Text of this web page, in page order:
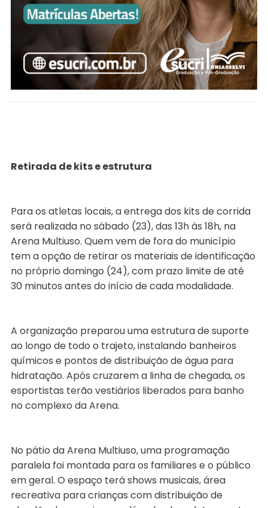
Retirada de kits e estrutura
Para os atletas locais, a entrega dos kits de corrida
será realizada no sábado (23), das 13h às 18h, na
Arena Multiuso. Quem vem de fora do município
tem a opção de retirar os materiais de identificação
no próprio domingo (24), com prazo limite de até
30 minutos antes do início de cada modalidade.
A organização preparou uma estrutura de suporte
ao longo de todo o trajeto, instalando banheiros
químicos e pontos de distribuição de água para
hidratação. Após cruzarem a linha de chegada, os
esportistas terão vestiários liberados para banho
no complexo da Arena.
No pátio da Arena Multiuso, uma programação
paralela foi montada para os familiares e o público
em geral. O espaço terá shows musicais, área
recreativa para crianças com distribuição de